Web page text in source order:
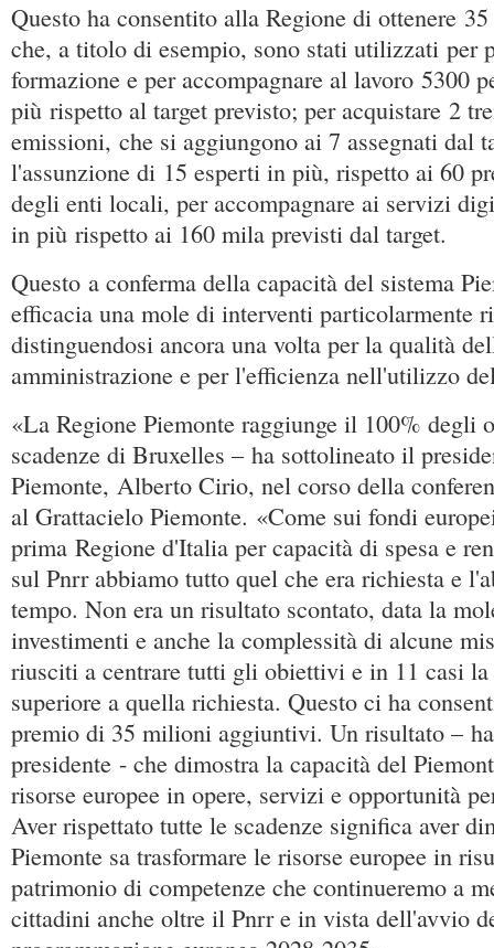
Questo ha consentito alla Regione di ottenere
che, a titolo di esempio, sono stati utilizzati per
formazione e per accompagnare al lavoro 5300
più rispetto al target previsto; per acquistare 2
emissioni, che si aggiungono ai 7 assegnati dal
l'assunzione di 15 esperti in più, rispetto ai 60
degli enti locali, per accompagnare ai servizi
in più rispetto ai 160 mila previsti dal target.
Questo a conferma della capacità del sistema
efficacia una mole di interventi particolarmente
distinguendosi ancora una volta per la qualità
amministrazione e per l'efficienza nell'utilizzo
«La Regione Piemonte raggiunge il 100% degli
scadenze di Bruxelles – ha sottolineato il
Piemonte, Alberto Cirio, nel corso della
al Grattacielo Piemonte. «Come sui fondi
prima Regione d'Italia per capacità di spesa e
sul Pnrr abbiamo tutto quel che era richiesta e
tempo. Non era un risultato scontato, data la
investimenti e anche la complessità di alcune
riusciti a centrare tutti gli obiettivi e in 11 casi la
superiore a quella richiesta. Questo ci ha
premio di 35 milioni aggiuntivi. Un risultato –
presidente - che dimostra la capacità del
risorse europee in opere, servizi e opportunità
Aver rispettato tutte le scadenze significa aver
Piemonte sa trasformare le risorse europee in
patrimonio di competenze che continueremo a
cittadini anche oltre il Pnrr e in vista dell'avvio